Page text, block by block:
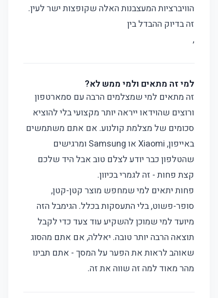
הוויברציות המעצבנות האלה שקופצות ישר לעין.
זה בדיוק ההבדל בין
,
למי זה מתאים ולמי ממש לא?
זה מתאים למי שמצלמים הרבה עם סמארטפון
ורוצים שהוידאו ייראה יותר מקצועי בלי להוציא
סכומים של מצלמת קולנוע. אם אתם משתמשים
באייפון, Xiaomi או Samsung ומרגישים
שהטלפון כבר יודע לצלם טוב אבל היד שלכם
קצת פחות - זה לגמרי בכיוון.
פחות יתאים למי שמחפש מוצר קטן-קטן,
סופר-פשוט, בלי התעסקות בכלל. הגימבל הזה
מיועד למי שמוכן להשקיע עוד צעד כדי לקבל
תוצאה הרבה יותר טובה. יאללה, אם אתם מהסוג
שאוהב לראות את הפער על המסך - אתם תבינו
מהר מאוד למה זה שווה את זה.